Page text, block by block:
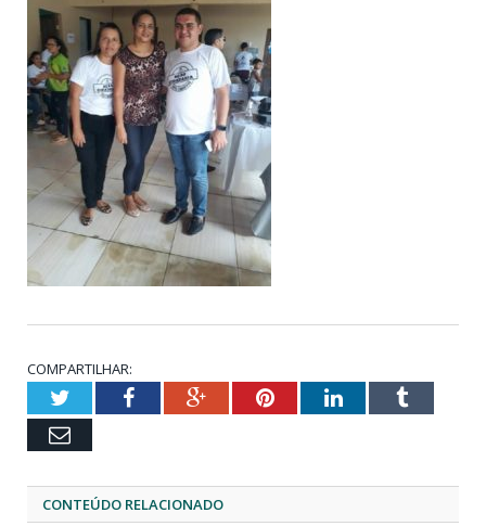
COMPARTILHAR:
TwitterFacebookGoogle+PinterestLinkedInTumblr
Email
CONTEÚDO RELACIONADO